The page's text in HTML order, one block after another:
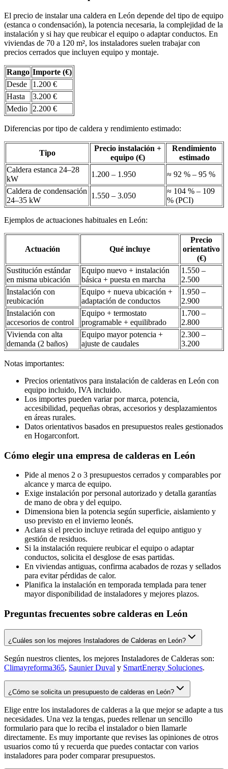
El precio de instalar una caldera en León depende del tipo de equipo
(estanca o condensación), la potencia necesaria, la complejidad de la
instalación y si hay que reubicar el equipo o adaptar conductos. En
viviendas de 70 a 120 m², los instaladores suelen trabajar con
precios cerrados que incluyen equipo y montaje.
Rango Importe (€)
Desde
1.200 €
Hasta
3.200 €
Medio
2.200 €
Diferencias por tipo de caldera y rendimiento estimado:
Tipo
Precio instalación +
equipo (€)
Rendimiento
estimado
Caldera estanca 24–28
kW
1.200 – 1.950
≈ 92 % – 95 %
Caldera de condensación
24–35 kW
1.550 – 3.050
≈ 104 % – 109
% (PCI)
Ejemplos de actuaciones habituales en León:
Actuación Qué incluye
Precio
orientativo
(€)
Sustitución estándar
en misma ubicación
Equipo nuevo + instalación
básica + puesta en marcha
1.550 –
2.500
Instalación con
reubicación
Equipo + nueva ubicación +
adaptación de conductos
1.950 –
2.900
Instalación con
accesorios de control
Equipo + termostato
programable + equilibrado
1.700 –
2.800
Vivienda con alta
demanda (2 baños)
Equipo mayor potencia +
ajuste de caudales
2.300 –
3.200
Notas importantes:
Precios orientativos para instalación de calderas en León con
equipo incluido, IVA incluido.
Los importes pueden variar por marca, potencia,
accesibilidad, pequeñas obras, accesorios y desplazamientos
en áreas rurales.
Datos orientativos basados en presupuestos reales gestionados
en Hogarconfort.
Cómo elegir una empresa de calderas en León
Pide al menos 2 o 3 presupuestos cerrados y comparables por
alcance y marca de equipo.
Exige instalación por personal autorizado y detalla garantías
de mano de obra y del equipo.
Dimensiona bien la potencia según superficie, aislamiento y
uso previsto en el invierno leonés.
Aclara si el precio incluye retirada del equipo antiguo y
gestión de residuos.
Si la instalación requiere reubicar el equipo o adaptar
conductos, solicita el desglose de esas partidas.
En viviendas antiguas, confirma acabados de rozas y sellados
para evitar pérdidas de calor.
Planifica la instalación en temporada templada para tener
mayor disponibilidad de instaladores y mejores plazos.
Preguntas frecuentes sobre calderas en León
¿Cuáles son los mejores Instaladores de Calderas en León?
Según nuestros clientes, los mejores Instaladores de Calderas son:
Climayreforma365, Saunier Duval y SmartEnergy Soluciones.
¿Cómo se solicita un presupuesto de calderas en León?
Elige entre los instaladores de calderas a la que mejor se adapte a tus
necesidades. Una vez la tengas, puedes rellenar un sencillo
formulario para que lo reciba el instalador o bien llamarle
directamente. Es muy importante que revises las opiniones de otros
usuarios como tú y recuerda que puedes contactar con varios
instaladores para poder comparar presupuestos.